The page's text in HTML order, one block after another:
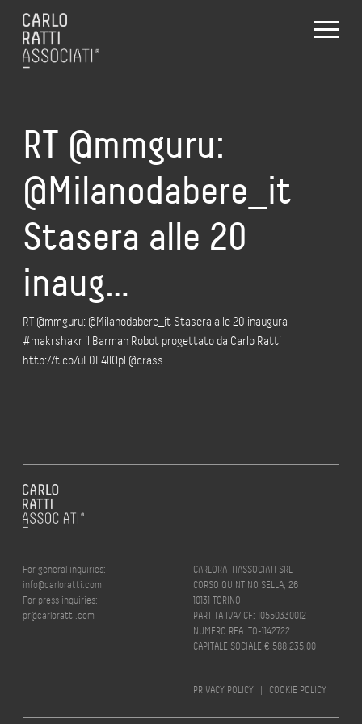
RT @mmguru:
@Milanodabere_it
Stasera alle 20
inaug…
RT @mmguru: @Milanodabere_it Stasera alle 20 inaugura
#makrshakr il Barman Robot progettato da Carlo Ratti
http://t.co/uF0F4llOpl @crass …
For general inquiries:
info@carloratti.com
For press inquiries:
pr@carloratti.com
CARLORATTIASSOCIATI SRL
CORSO QUINTINO SELLA, 26
10131 TORINO
PARTITA IVA/ CF: 10550330012
NUMERO REA: TO-1142722
CAPITALE SOCIALE € 588.235,00
PRIVACY POLICY | COOKIE POLICY